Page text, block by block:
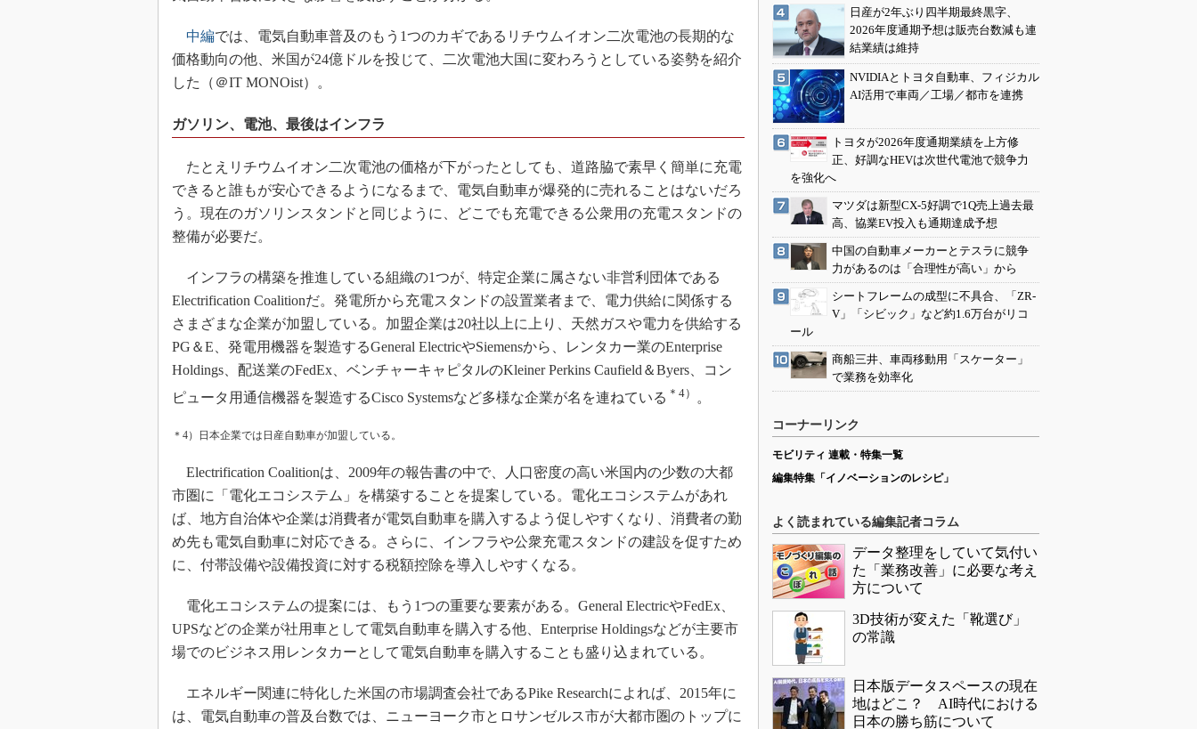
S＆OP
インダストリー4.0
メイドインジャパン
植物工場
知財マネジメント
海外生産
制御セキュリティ
新型コロナへの対応
中編では、電気自動車普及のもう1つのカギであるリチウムイオン二次電池の長期的な
価格動向の他、米国が24億ドルを投じて、二次電池大国に変わろうとしている姿勢を紹介
した（＠IT MONOist）。
ガソリン、電池、最後はインフラ
たとえリチウムイオン二次電池の価格が下がったとしても、道路脇で素早く簡単に充電
できると誰もが安心できるようになるまで、電気自動車が爆発的に売れることはないだろ
う。現在のガソリンスタンドと同じように、どこでも充電できる公衆用の充電スタンドの
整備が必要だ。
インフラの構築を推進している組織の1つが、特定企業に属さない非営利団体である
Electrification Coalitionだ。発電所から充電スタンドの設置業者まで、電力供給に関係する
さまざまな企業が加盟している。加盟企業は20社以上に上り、天然ガスや電力を供給する
PG＆E、発電用機器を製造するGeneral ElectricやSiemensから、レンタカー業のEnterprise
Holdings、配送業のFedEx、ベンチャーキャピタルのKleiner Perkins Caufield＆Byers、コン
ピュータ用通信機器を製造するCisco Systemsなど多様な企業が名を連ねている ＊4） 。
＊4）日本企業では日産自動車が加盟している。
Electrification Coalitionは、2009年の報告書の中で、人口密度の高い米国内の少数の大都
市圏に「電化エコシステム」を構築することを提案している。電化エコシステムがあれ
ば、地方自治体や企業は消費者が電気自動車を購入するよう促しやすくなり、消費者の勤
め先も電気自動車に対応できる。さらに、インフラや公衆充電スタンドの建設を促すため
に、付帯設備や設備投資に対する税額控除を導入しやすくなる。
電化エコシステムの提案には、もう1つの重要な要素がある。General ElectricやFedEx、
UPSなどの企業が社用車として電気自動車を購入する他、Enterprise Holdingsなどが主要市
場でのビジネス用レンタカーとして電気自動車を購入することも盛り込まれている。
エネルギー関連に特化した米国の市場調査会社であるPike Researchによれば、2015年に
は、電気自動車の普及台数では、ニューヨーク市とロサンゼルス市が大都市圏のトップに
日産が2年ぶり四半期最終黒字、
2026年度通期予想は販売台数減も連
結業績は維持
NVIDIAとトヨタ自動車、フィジカル
AI活用で車両／工場／都市を連携
トヨタが2026年度通期業績を上方修
正、好調なHEVは次世代電池で競争力
を強化へ
マツダは新型CX-5好調で1Q売上過去最
高、協業EV投入も通期達成予想
中国の自動車メーカーとテスラに競争
力があるのは「合理性が高い」から
シートフレームの成型に不具合、「ZR-
V」「シビック」など約1.6万台がリコ
ール
商船三井、車両移動用「スケーター」
で業務を効率化
コーナーリンク
モビリティ 連載・特集一覧
編集特集「イノベーションのレシピ」
よく読まれている編集記者コラム
データ整理をしていて気付い
た「業務改善」に必要な考え
方について
3D技術が変えた「靴選び」
の常識
日本版データスペースの現在
地はどこ？ AI時代における
日本の勝ち筋について